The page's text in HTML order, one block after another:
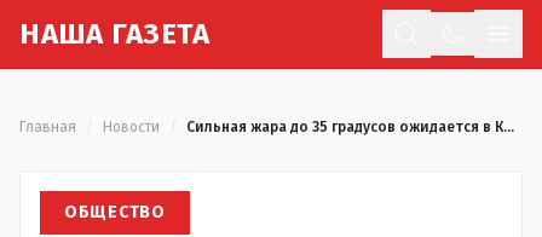
НАША ГАЗЕТА
Главная Новости Сильная жара до 35 градусов ожидается в Костанайской области
ОБЩЕСТВО